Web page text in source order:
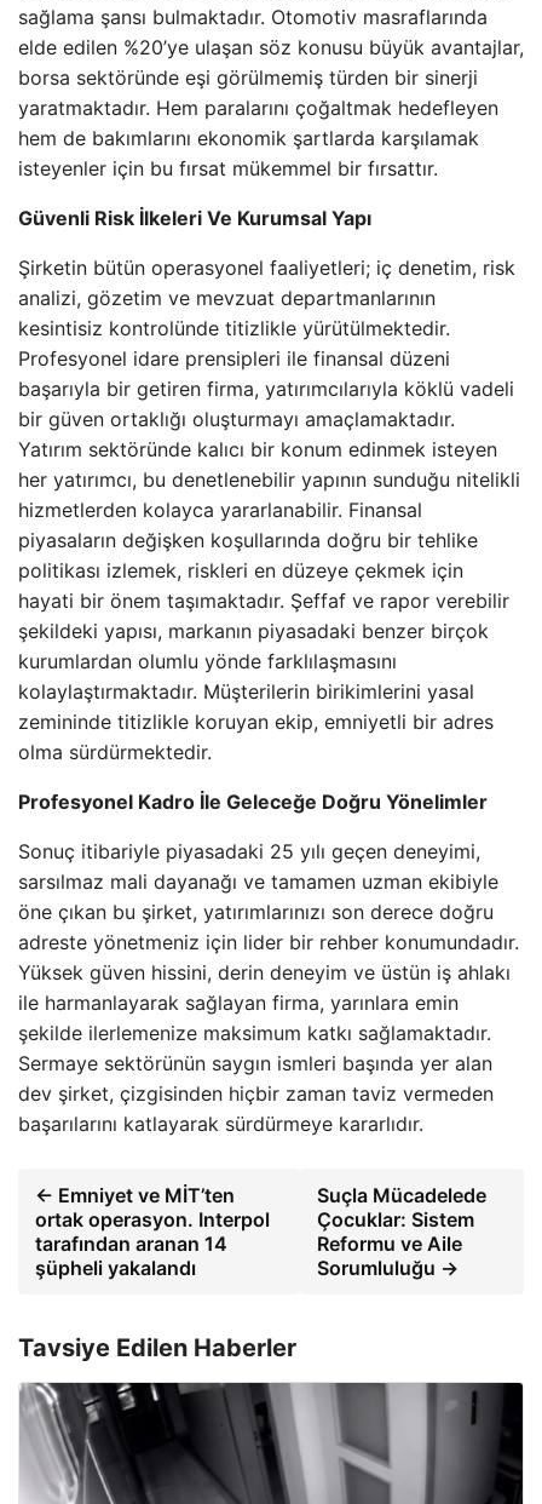
sağlama şansı bulmaktadır. Otomotiv masraflarında
elde edilen %20’ye ulaşan söz konusu büyük avantajlar,
borsa sektöründe eşi görülmemiş türden bir sinerji
yaratmaktadır. Hem paralarını çoğaltmak hedefleyen
hem de bakımlarını ekonomik şartlarda karşılamak
isteyenler için bu fırsat mükemmel bir fırsattır.
Güvenli Risk İlkeleri Ve Kurumsal Yapı
Şirketin bütün operasyonel faaliyetleri; iç denetim, risk
analizi, gözetim ve mevzuat departmanlarının
kesintisiz kontrolünde titizlikle yürütülmektedir.
Profesyonel idare prensipleri ile finansal düzeni
başarıyla bir getiren firma, yatırımcılarıyla köklü vadeli
bir güven ortaklığı oluşturmayı amaçlamaktadır.
Yatırım sektöründe kalıcı bir konum edinmek isteyen
her yatırımcı, bu denetlenebilir yapının sunduğu nitelikli
hizmetlerden kolayca yararlanabilir. Finansal
piyasaların değişken koşullarında doğru bir tehlike
politikası izlemek, riskleri en düzeye çekmek için
hayati bir önem taşımaktadır. Şeffaf ve rapor verebilir
şekildeki yapısı, markanın piyasadaki benzer birçok
kurumlardan olumlu yönde farklılaşmasını
kolaylaştırmaktadır. Müşterilerin birikimlerini yasal
zemininde titizlikle koruyan ekip, emniyetli bir adres
olma sürdürmektedir.
Profesyonel Kadro İle Geleceğe Doğru Yönelimler
Sonuç itibariyle piyasadaki 25 yılı geçen deneyimi,
sarsılmaz mali dayanağı ve tamamen uzman ekibiyle
öne çıkan bu şirket, yatırımlarınızı son derece doğru
adreste yönetmeniz için lider bir rehber konumundadır.
Yüksek güven hissini, derin deneyim ve üstün iş ahlakı
ile harmanlayarak sağlayan firma, yarınlara emin
şekilde ilerlemenize maksimum katkı sağlamaktadır.
Sermaye sektörünün saygın ismleri başında yer alan
dev şirket, çizgisinden hiçbir zaman taviz vermeden
başarılarını katlayarak sürdürmeye kararlıdır.
← Emniyet ve MİT’ten
ortak operasyon. Interpol
tarafından aranan 14
şüpheli yakalandı
Suçla Mücadelede
Çocuklar: Sistem
Reformu ve Aile
Sorumluluğu →
Tavsiye Edilen Haberler